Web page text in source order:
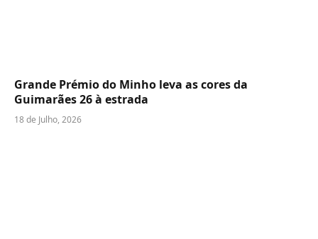
Grande Prémio do Minho leva as cores da
Guimarães 26 à estrada
18 de Julho, 2026